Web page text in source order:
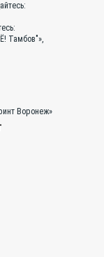
Тамбов"»,
Воронеж»